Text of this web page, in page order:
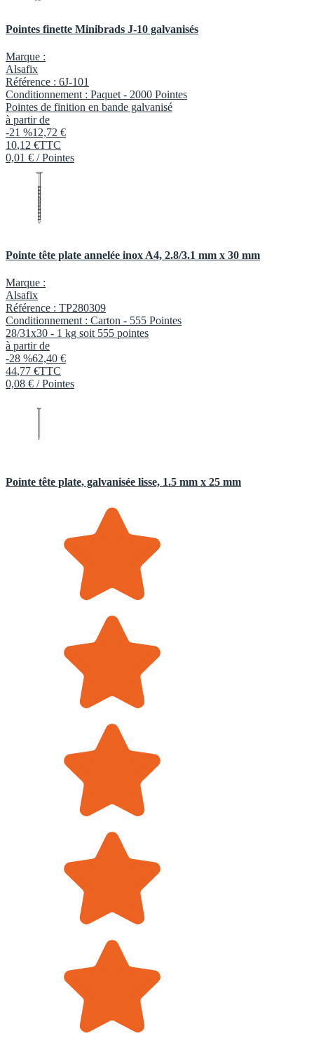
Pointes finette Minibrads J-10 galvanisés
Marque :
Alsafix
Référence : 6J-101
Conditionnement : Paquet - 2000 Pointes
Pointes de finition en bande galvanisé
à partir de
-21 %12,72 €
10,12 €TTC
0,01 € / Pointes
Pointe tête plate annelée inox A4, 2.8/3.1 mm x 30 mm
Marque :
Alsafix
Référence : TP280309
Conditionnement : Carton - 555 Pointes
28/31x30 - 1 kg soit 555 pointes
à partir de
-28 %62,40 €
44,77 €TTC
0,08 € / Pointes
Pointe tête plate, galvanisée lisse, 1.5 mm x 25 mm